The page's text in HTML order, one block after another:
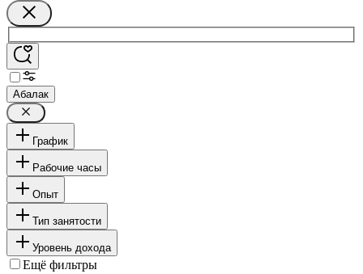
Абалак
График
Рабочие часы
Опыт
Тип занятости
Уровень дохода
Ещё фильтры